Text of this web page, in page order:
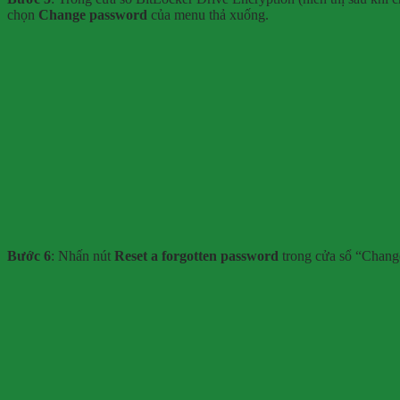
chọn Change password của menu thả xuống.
Bước 6: Nhấn nút Reset a forgotten password trong cửa sổ